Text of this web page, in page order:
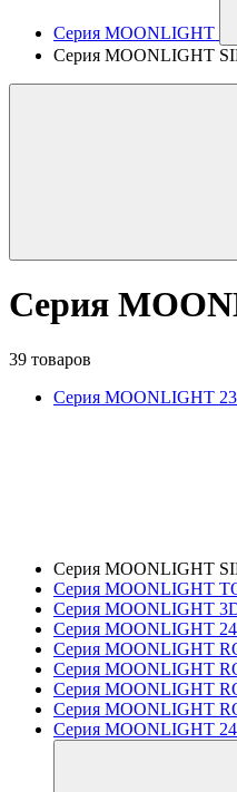
Серия MOONLIGHT
Серия MOONLIGHT
Серия
39 товаров
Серия MOONLIGHT
Серия MOONLIGHT
Серия MOONLIGHT
Серия MOONLIGHT
Серия MOONLIGHT
Серия MOONLIGHT
Серия MOONLIGHT
Серия MOONLIGHT
Серия MOONLIGHT
Серия MOONLIGHT